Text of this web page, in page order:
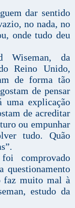
dar sentido
no nada, no
onde tudo deu
Wiseman, da
Reino Unido,
de forma tão
de pensar
uma explicação
de acreditar
ou empunhar
tudo. Quão
comprovado
questionamento
faz muito mal à
estudo da